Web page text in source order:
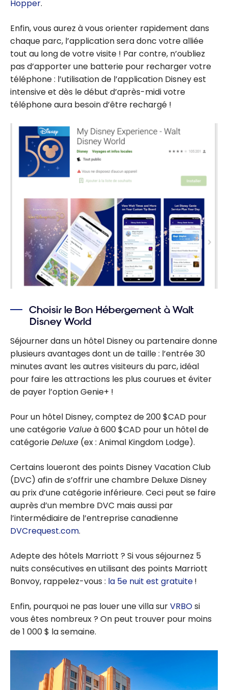
Hopper.
Enfin, vous aurez à vous orienter rapidement dans
chaque parc, l’application sera donc votre alliée
tout au long de votre visite ! Par contre, n’oubliez
pas d’apporter une batterie pour recharger votre
téléphone : l’utilisation de l’application Disney est
intensive et dès le début d’après-midi votre
téléphone aura besoin d’être rechargé !
Choisir le Bon Hébergement à Walt
Disney World
Séjourner dans un hôtel Disney ou partenaire donne
plusieurs avantages dont un de taille : l’entrée 30
minutes avant les autres visiteurs du parc, idéal
pour faire les attractions les plus courues et éviter
de payer l’option Genie+ !
Pour un hôtel Disney, comptez de 200 $CAD pour
une catégorie Valueà 600 $CAD pour un hôtel de
catégorieDeluxe (ex : Animal Kingdom Lodge).
Certains loueront des points Disney Vacation Club
(DVC) afin de s’offrir une chambre Deluxe Disney
au prix d’une catégorie inférieure. Ceci peut se faire
auprès d’un membre DVC mais aussi par
l’intermédiaire de l’entreprise canadienne
DVCrequest.com.
Adepte des hôtels Marriott ? Si vous séjournez 5
nuits consécutives en utilisant des points Marriott
Bonvoy, rappelez-vous : la 5e nuit est gratuite!
Enfin, pourquoi ne pas louer une villa surVRBOsi
vous êtes nombreux ? On peut trouver pour moins
de 1 000 $ la semaine.